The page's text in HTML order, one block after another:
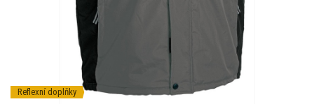
Reflexní doplňky